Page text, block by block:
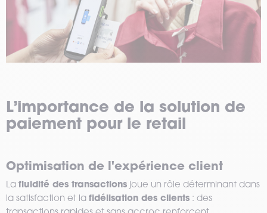
L’importance de la solution de
paiement pour le retail
Optimisation de l'expérience client
La fluidité des transactions joue un rôle déterminant dans
la satisfaction et la fidélisation des clients : des